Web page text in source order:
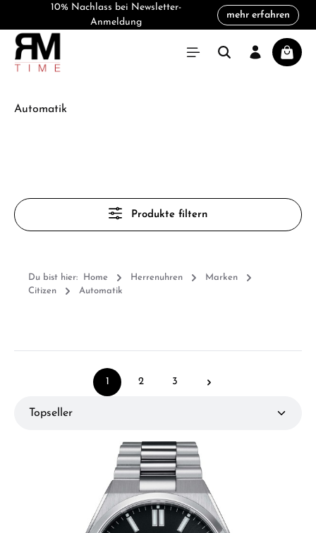
10% Nachlass bei Newsletter-
Anmeldung
mehr erfahren
Automatik
Produkte filtern
Du bist hier: Home Herrenuhren
Marken
Citizen
Automatik
Seite
1 2 3